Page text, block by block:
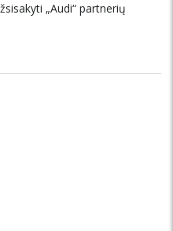
„Audi“ partnerių